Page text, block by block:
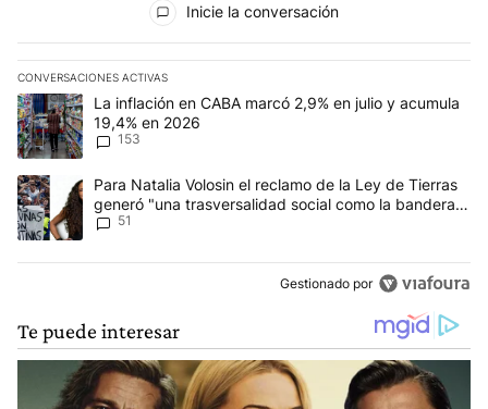
Inicie la conversación
CONVERSACIONES ACTIVAS
Este listado muestra los artículos con más comentarios en los
Un artículo de tendencia con el título "La inflación en CABA
La inflación en CABA marcó 2,9% en julio y acumula
19,4% en 2026
153
Un artículo de tendencia con el título "Para Natalia Volosin el
Para Natalia Volosin el reclamo de la Ley de Tierras
generó "una trasversalidad social como la bandera
de Malvinas"
51
Gestionado por